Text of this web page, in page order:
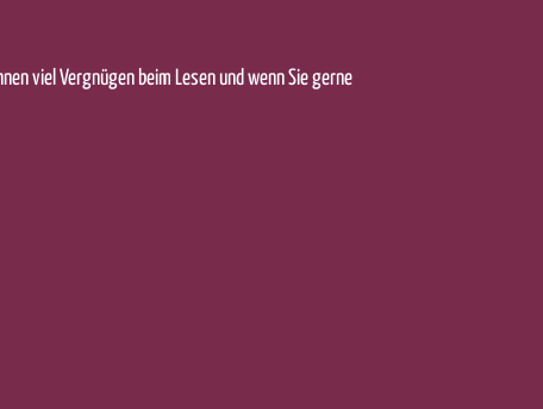
viel Vergnügen beim Lesen und wenn Sie gerne